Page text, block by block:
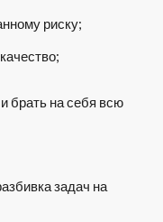
риску;
брать на себя всю
задач на